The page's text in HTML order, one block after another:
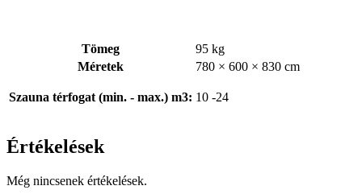
Tömeg
95 kg
Méretek
780 × 600 × 830 cm
Szauna térfogat (min. - max.) m3: 10 -24
Értékelések
Még nincsenek értékelések.